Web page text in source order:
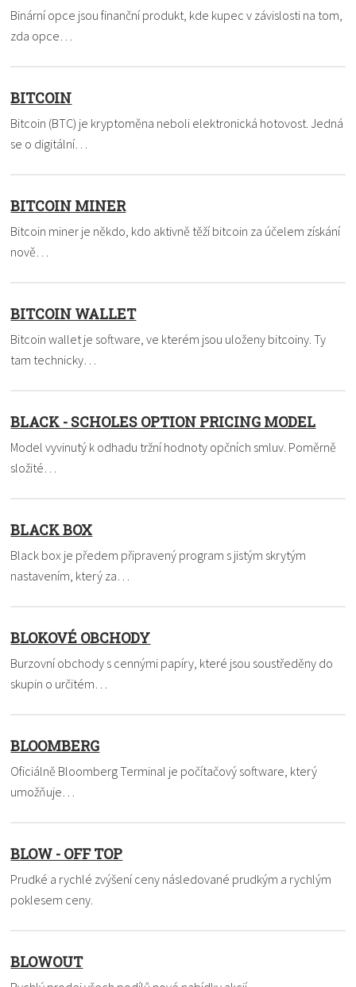
Binární opce jsou finanční produkt, kde kupec v závislosti na tom,
zda opce…
BITCOIN
Bitcoin (BTC) je kryptoměna neboli elektronická hotovost. Jedná
se o digitální…
BITCOIN MINER
Bitcoin miner je někdo, kdo aktivně těží bitcoin za účelem získání
nově…
BITCOIN WALLET
Bitcoin wallet je software, ve kterém jsou uloženy bitcoiny. Ty
tam technicky…
BLACK - SCHOLES OPTION PRICING MODEL
Model vyvinutý k odhadu tržní hodnoty opčních smluv. Poměrně
složité…
BLACK BOX
Black box je předem připravený program s jistým skrytým
nastavením, který za…
BLOKOVÉ OBCHODY
Burzovní obchody s cennými papíry, které jsou soustředěny do
skupin o určitém…
BLOOMBERG
Oficiálně Bloomberg Terminal je počítačový software, který
umožňuje…
BLOW - OFF TOP
Prudké a rychlé zvýšení ceny následované prudkým a rychlým
poklesem ceny.
BLOWOUT